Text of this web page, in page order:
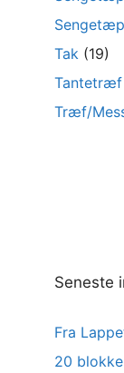
Tak (19)
Tantetræf
Træf/
Seneste
Fra
20